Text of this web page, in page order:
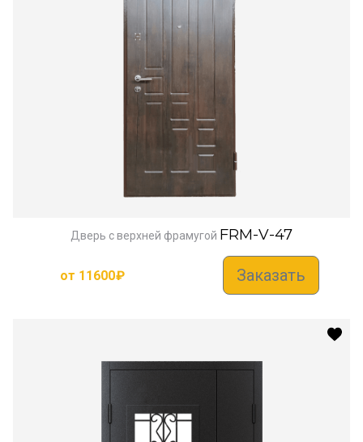
Дверь с верхней фрамугой FRM-V-47
от 11600₽ Заказать